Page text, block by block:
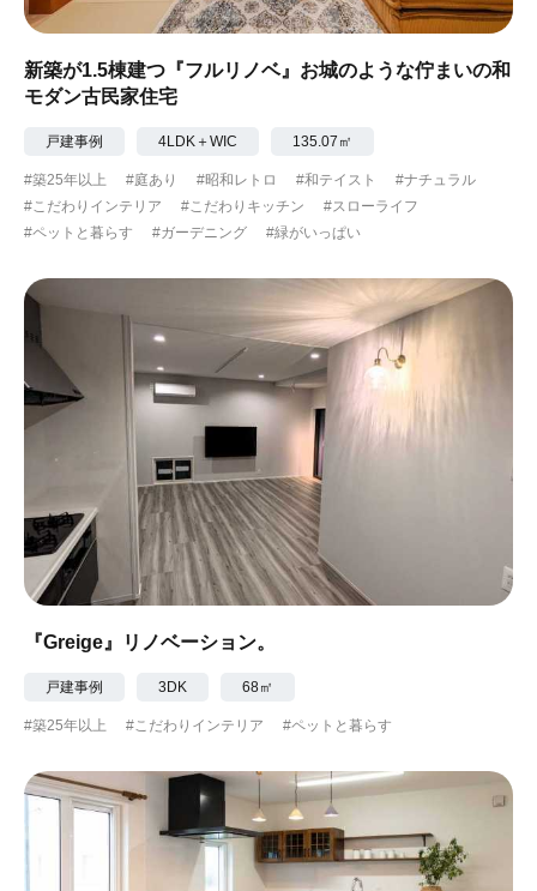
新築が1.5棟建つ『フルリノベ』お城のような佇まいの和
モダン古民家住宅
戸建事例 4LDK＋WIC 135.07㎡
#築25年以上 #庭あり #昭和レトロ #和テイスト
#ナチュラル
#こだわりインテリア
#こだわりキッチン
#スローライフ
#ペットと暮らす
#ガーデニング #緑がいっぱい
『Greige』リノベーション。
戸建事例 3DK 68㎡
#築25年以上 #こだわりインテリア #ペットと暮らす